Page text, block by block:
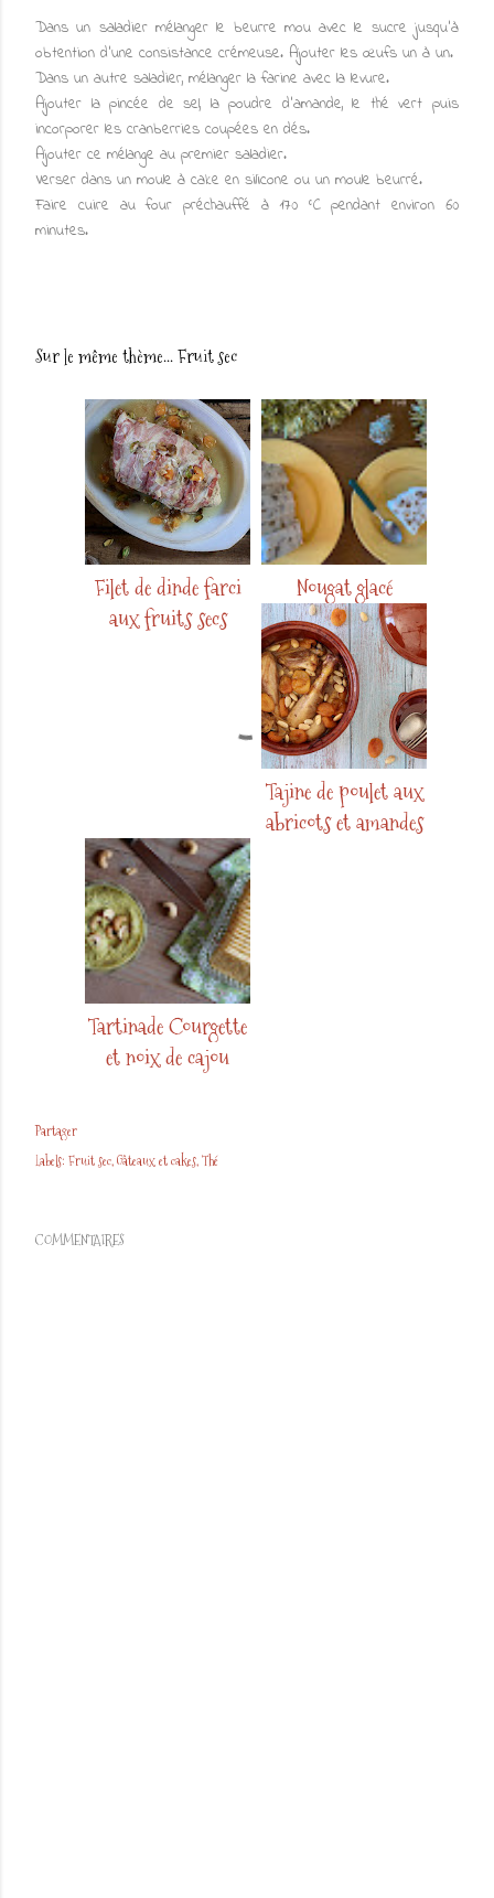
Dans un saladier mélanger le beurre mou avec le sucre jusqu'à
obtention d'une consistance crémeuse. Ajouter les œufs un à un.
Dans un autre saladier, mélanger la farine avec la levure.
Ajouter la pincée de sel, la poudre d'amande, le thé vert puis
incorporer les cranberries coupées en dés.
Ajouter ce mélange au premier saladier.
Verser dans un moule à cake en silicone ou un moule beurré.
Faire cuire au four préchauffé à 170 °C pendant environ 60
minutes.
Sur le même thème...Fruit sec
Filet de dinde farci
aux fruits secs
Nougat glacé
Tajine de poulet aux
abricots et amandes
Tartinade Courgette
et noix de cajou
Partager
Labels: Fruit sec Gâteaux et cakes Thé
COMMENTAIRES